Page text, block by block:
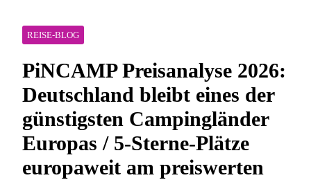
REISE-BLOG
PiNCAMP Preisanalyse 2026:
Deutschland bleibt eines der
günstigsten Campingländer
Europas / 5-Sterne-Plätze
europaweit am preiswerten